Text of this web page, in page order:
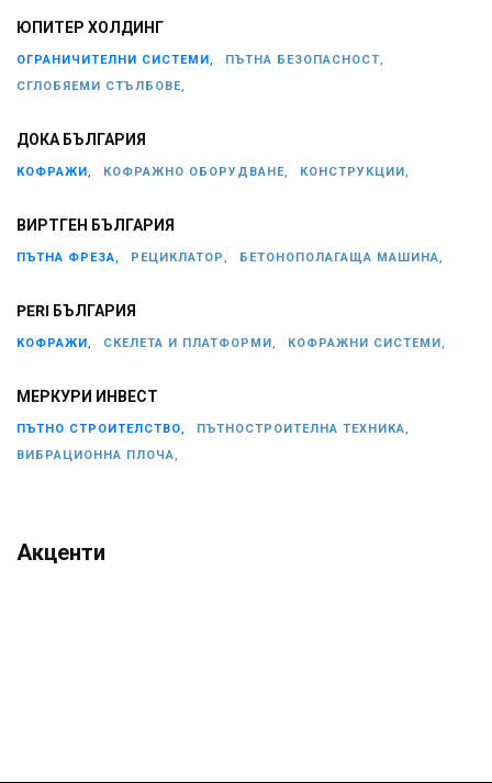
ЮПИТЕР ХОЛДИНГ
ОГРАНИЧИТЕЛНИ СИСТЕМИ,
ПЪТНА БЕЗОПАСНОСТ,
СГЛОБЯЕМИ СТЪЛБОВЕ,
ДОКА БЪЛГАРИЯ
КОФРАЖИ, КОФРАЖНО ОБОРУДВАНЕ, КОНСТРУКЦИИ,
ВИРТГЕН БЪЛГАРИЯ
ПЪТНА ФРЕЗА, РЕЦИКЛАТОР, БЕТОНОПОЛАГАЩА МАШИНА,
PERI БЪЛГАРИЯ
КОФРАЖИ, СКЕЛЕТА И ПЛАТФОРМИ, КОФРАЖНИ СИСТЕМИ,
МЕРКУРИ ИНВЕСТ
ПЪТНО СТРОИТЕЛСТВО,
ПЪТНОСТРОИТЕЛНА ТЕХНИКА,
ВИБРАЦИОННА ПЛОЧА,
Акценти